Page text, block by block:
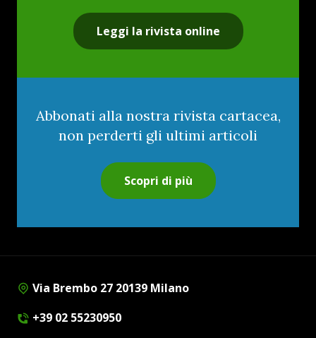
Leggi la rivista online
Abbonati alla nostra rivista cartacea,
non perderti gli ultimi articoli
Scopri di più
Via Brembo 27 20139 Milano
+39 02 55230950